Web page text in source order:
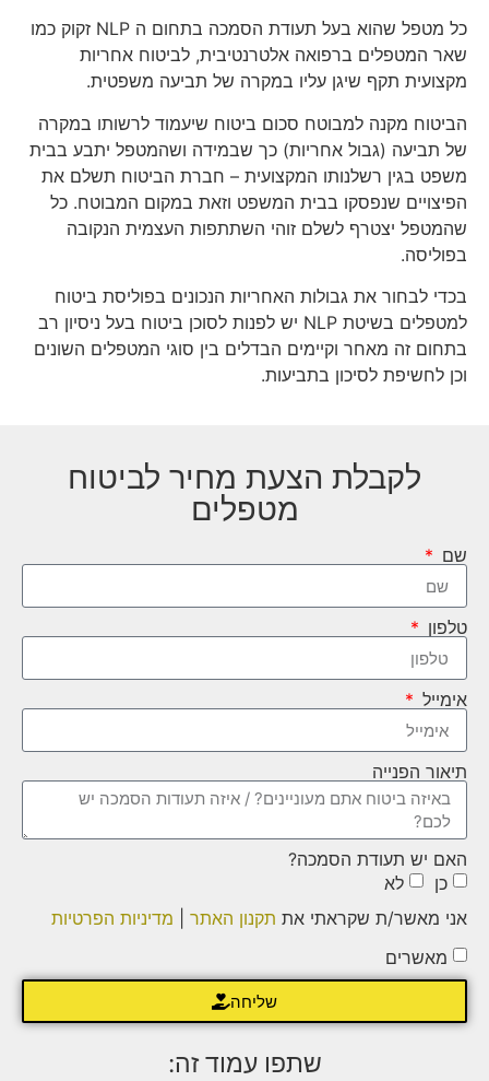
כל מטפל שהוא בעל תעודת הסמכה בתחום ה NLP זקוק כמו
שאר המטפלים ברפואה אלטרנטיבית, לביטוח אחריות
מקצועית תקף שיגן עליו במקרה של תביעה משפטית.
הביטוח מקנה למבוטח סכום ביטוח שיעמוד לרשותו במקרה
של תביעה (גבול אחריות) כך שבמידה ושהמטפל יתבע בבית
משפט בגין רשלנותו המקצועית – חברת הביטוח תשלם את
הפיצויים שנפסקו בבית המשפט וזאת במקום המבוטח. כל
שהמטפל יצטרף לשלם זוהי השתתפות העצמית הנקובה
בפוליסה.
בכדי לבחור את גבולות האחריות הנכונים בפוליסת ביטוח
למטפלים בשיטת NLP יש לפנות לסוכן ביטוח בעל ניסיון רב
בתחום זה מאחר וקיימים הבדלים בין סוגי המטפלים השונים
וכן לחשיפת לסיכון בתביעות.
לקבלת הצעת מחיר לביטוח
מטפלים
שם
טלפון
אימייל
תיאור הפנייה
האם יש תעודת הסמכה?
כן
לא
אני מאשר/ת שקראתי את תקנון האתר
מדיניות הפרטיות
מאשרים
שליחה
שתפו עמוד זה: